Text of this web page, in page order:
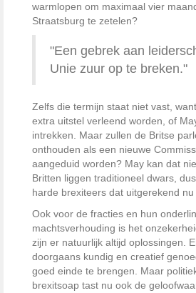
warmlopen om maximaal vier
Straatsburg te zetelen?
Een gebrek aan
Unie zuur op te breken.
Zelfs die termijn staat niet vast,
extra uitstel verleend worden, of
intrekken. Maar zullen de Britse
onthouden als een nieuwe
aangeduid worden? May kan dat
Britten liggen traditioneel dwars,
harde brexiteers dat uitgerekend
Ook voor de fracties en hun
machtsverhouding is het
zijn er natuurlijk altijd oplossingen.
doorgaans kundig en creatief
goed einde te brengen. Maar
brexitsoap tast nu ook de